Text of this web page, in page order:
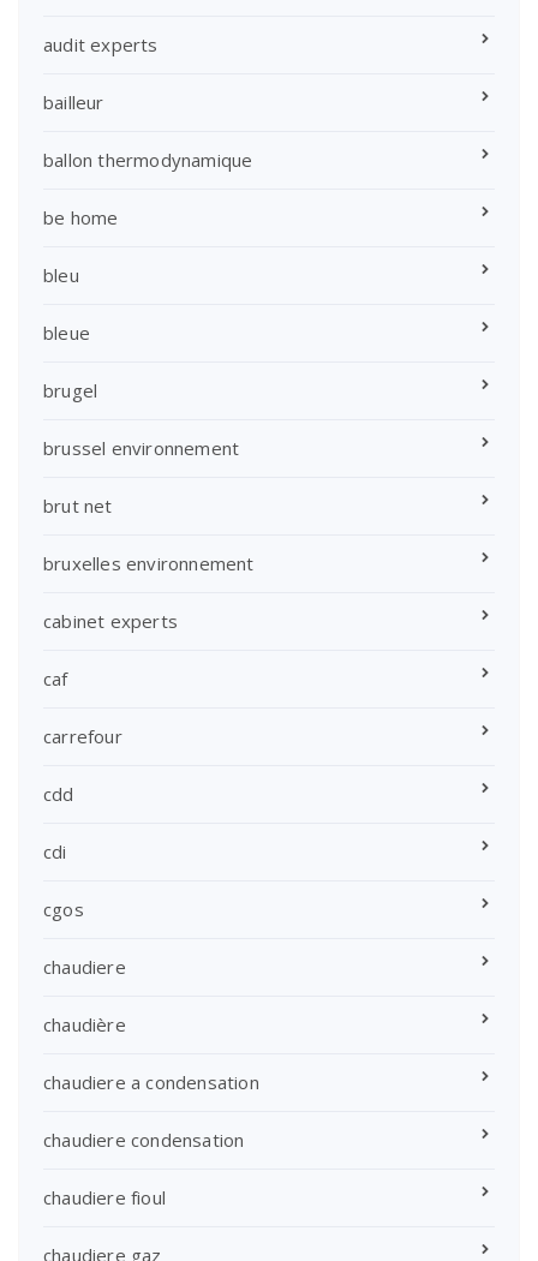
audit experts
bailleur
ballon thermodynamique
be home
bleu
bleue
brugel
brussel environnement
brut net
bruxelles environnement
cabinet experts
caf
carrefour
cdd
cdi
cgos
chaudiere
chaudière
chaudiere a condensation
chaudiere condensation
chaudiere fioul
chaudiere gaz